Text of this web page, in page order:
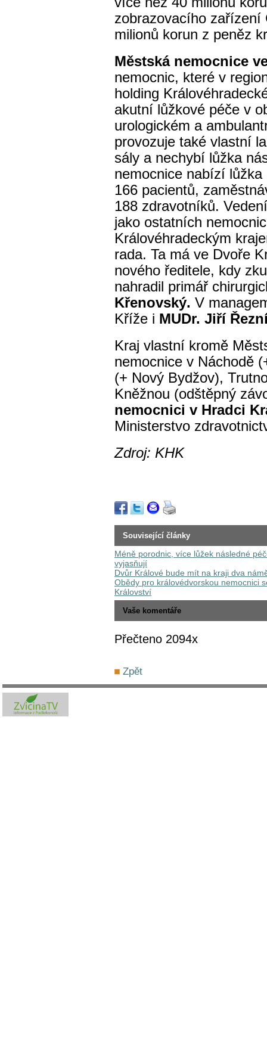
zobrazovacího zařízení
milionů korun z peněz
Městská nemocnice
nemocnic, které v
holding
akutní lůžkové péče v
urologickém a
provozuje také vlastní
sály a nechybí lůžka
nemocnice nabízí lůžka
166 pacientů,
188 zdravotníků.
jako ostatních
Královéhradeckým
rada. Ta má ve Dvoře
nového ředitele, kdy
nahradil primář
Křenovský. V
Kříže i MUDr. Jiří
Kraj vlastní kromě
nemocnice v Náchodě
(+ Nový Bydžov),
Kněžnou (odštěpný
nemocnici v Hradci
Ministerstvo
Zdroj: KHK
Související články
Méně porodnic, více lůžek následné
vyjasňují
Dvůr Králové bude mít na kraji dva
Obědy pro královédvorskou nemocnici
Království
Vaše komentáře
Přečteno 2094x
Zpět